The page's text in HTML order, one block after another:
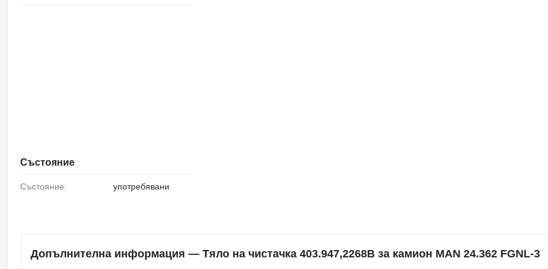
Състояние
Състояние: употребявани
Допълнителна информация — Тяло на чистачка 403.947,2268B за камион MAN 24.362 FGNL-3